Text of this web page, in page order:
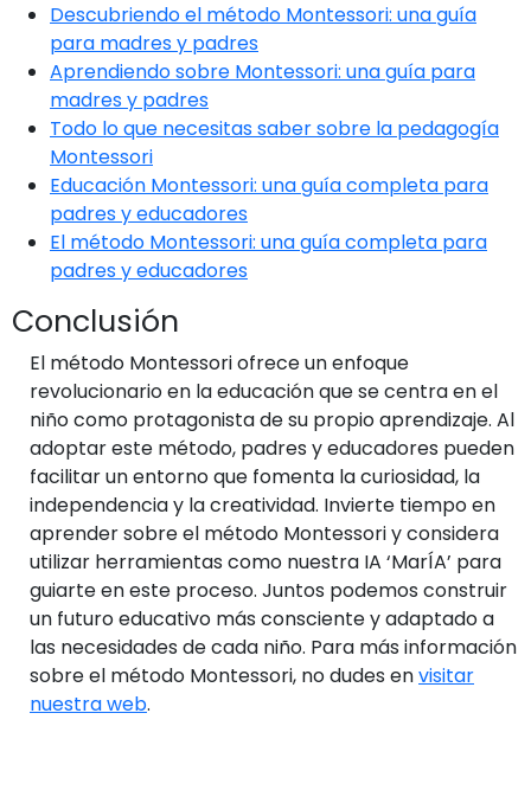
Descubriendo el método Montessori: una guía
para madres y padres
Aprendiendo sobre Montessori: una guía para
madres y padres
Todo lo que necesitas saber sobre la pedagogía
Montessori
Educación Montessori: una guía completa para
padres y educadores
El método Montessori: una guía completa para
padres y educadores
Conclusión
El método Montessori ofrece un enfoque
revolucionario en la educación que se centra en el
niño como protagonista de su propio aprendizaje. Al
adoptar este método, padres y educadores pueden
facilitar un entorno que fomenta la curiosidad, la
independencia y la creatividad. Invierte tiempo en
aprender sobre el método Montessori y considera
utilizar herramientas como nuestra IA ‘MarÍA’ para
guiarte en este proceso. Juntos podemos construir
un futuro educativo más consciente y adaptado a
las necesidades de cada niño. Para más información
sobre el método Montessori, no dudes envisitar
nuestra web.